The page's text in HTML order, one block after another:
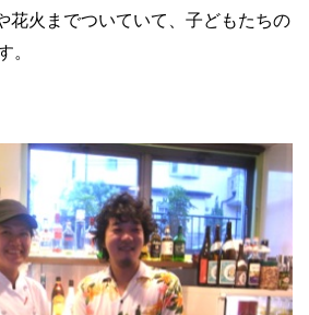
花火までついていて、子どもたちの
。